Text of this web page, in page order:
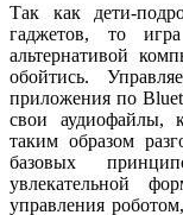
Так как дети-
гаджетов, то
альтернативой
обойтись.
приложения по
свои аудиофайлы,
таким образом
базовых
увлекательной
управления